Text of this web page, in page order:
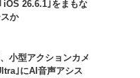
iOS 26.6.1｣をまもな
か
小型アクションカメ
｣にAI音声アシス